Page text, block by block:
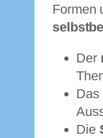
Formen
Der
Das
Die